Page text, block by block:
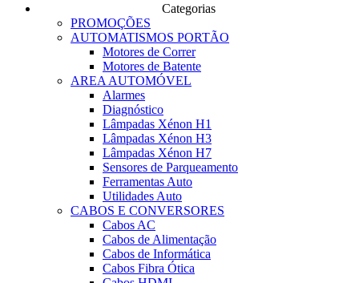
Categorias
PROMOÇÕES
AUTOMATISMOS PORTÃO
Motores de Correr
Motores de Batente
AREA AUTOMÓVEL
Alarmes
Diagnóstico
Lâmpadas Xénon H1
Lâmpadas Xénon H3
Lâmpadas Xénon H7
Sensores de Parqueamento
Ferramentas Auto
Utilidades Auto
CABOS E CONVERSORES
Cabos AC
Cabos de Alimentação
Cabos de Informática
Cabos Fibra Ótica